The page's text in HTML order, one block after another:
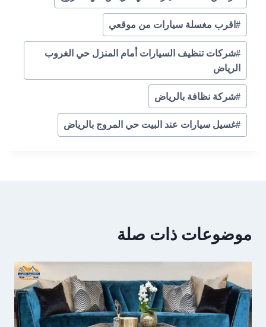
المقال:
#اقرب مغسلة سيارات من موقعي
#شركات تنظيف السيارات أمام المنزل حي الغروب
الرياض
#شركة نظافة بالرياض
#غسيل سيارات عند البيت حي المروج بالرياض
موضوعات ذات صلة